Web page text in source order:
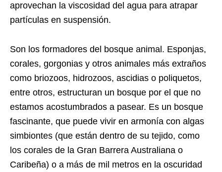
aprovechan la viscosidad del agua para atrapar
partículas en suspensión.
Son los formadores del bosque animal. Esponjas,
corales, gorgonias y otros animales más extraños
como briozoos, hidrozoos, ascidias o poliquetos,
entre otros, estructuran un bosque por el que no
estamos acostumbrados a pasear. Es un bosque
fascinante, que puede vivir en armonía con algas
simbiontes (que están dentro de su tejido, como
los corales de la Gran Barrera Australiana o
Caribeña) o a más de mil metros en la oscuridad